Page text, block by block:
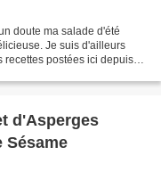
doute ma salade d'été
Je suis d'ailleurs
recettes postées ici depuis
d'Asperges
Sésame